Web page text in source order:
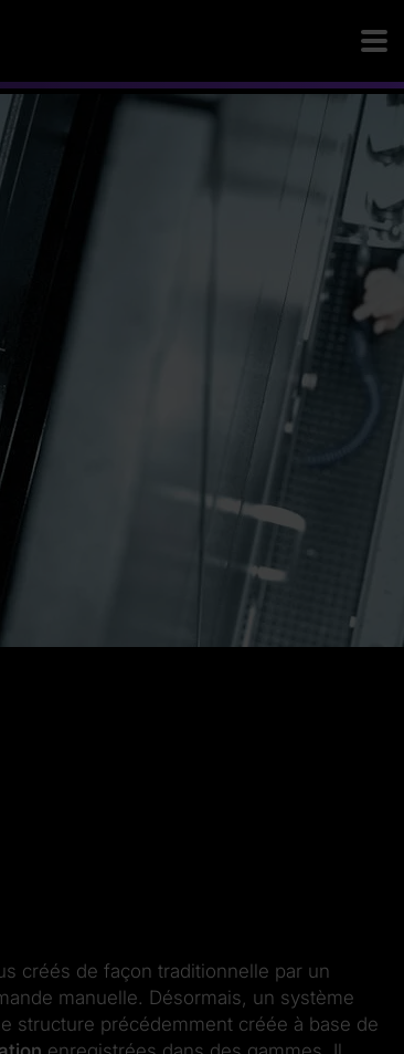
créés de façon traditionnelle par un
manuelle. Désormais, un système
structure précédemment créée à base de